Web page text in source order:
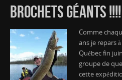
BROCHETS GÉANTS !!!!
Comme
ans je repars
Québec fin
groupe de
cette